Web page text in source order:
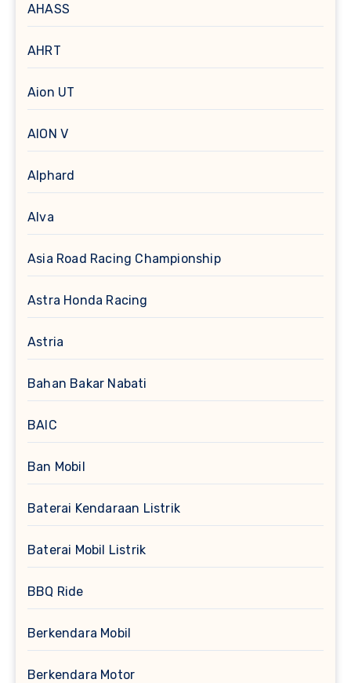
AHASS
AHRT
Aion UT
AION V
Alphard
Alva
Asia Road Racing Championship
Astra Honda Racing
Astria
Bahan Bakar Nabati
BAIC
Ban Mobil
Baterai Kendaraan Listrik
Baterai Mobil Listrik
BBQ Ride
Berkendara Mobil
Berkendara Motor